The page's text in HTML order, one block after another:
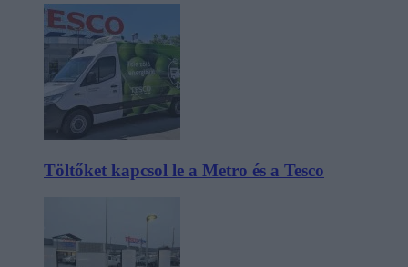
Töltőket kapcsol le a Metro és a Tesco